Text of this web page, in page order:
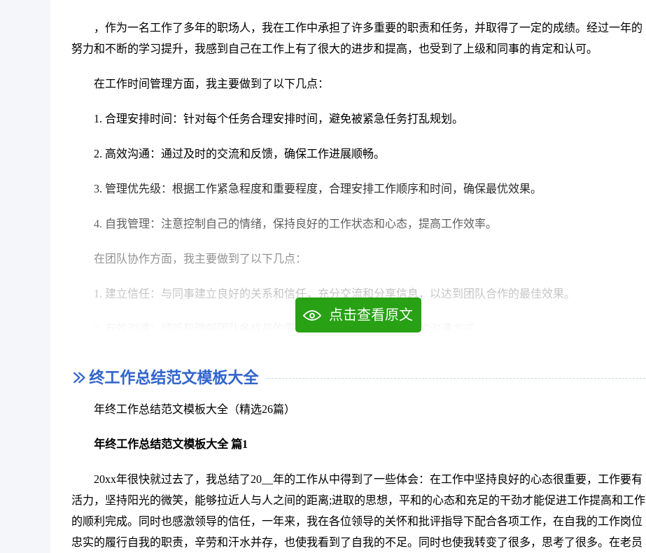
现在自己从装备营销部调到了营销中心，主要负责装备类产品的宣传和市场管理。之前一年的锻炼相信能让自己
，作为一名工作了多年的职场人，我在工作中承担了许多重要的职责和任务，并取得了一定的成绩。经过一年的
努力和不断的学习提升，我感到自己在工作上有了很大的进步和提高，也受到了上级和同事的肯定和认可。
在工作时间管理方面，我主要做到了以下几点：
1. 合理安排时间：针对每个任务合理安排时间，避免被紧急任务打乱规划。
2. 高效沟通：通过及时的交流和反馈，确保工作进展顺畅。
3. 管理优先级：根据工作紧急程度和重要程度，合理安排工作顺序和时间，确保最优效果。
4. 自我管理：注意控制自己的情绪，保持良好的工作状态和心态，提高工作效率。
在团队协作方面，我主要做到了以下几点：
1. 建立信任：与同事建立良好的关系和信任，充分交流和分享信息，以达到团队合作的最佳效果。
2. 有效沟通：倾听和理解团队各成员的需求和想法，量身定制适当的沟通方式。
2. 主动思考：思考工作背后的本质问题和目标，自我创新和提升。
3. 接受反馈：虚心接受上级和同事的反馈和建议，及时改正自己的不足。
点击查看原文
终工作总结范文模板大全
年终工作总结范文模板大全（精选26篇）
年终工作总结范文模板大全 篇1
20xx年很快就过去了，我总结了20__年的工作从中得到了一些体会：在工作中坚持良好的心态很重要，工作要有
活力，坚持阳光的微笑，能够拉近人与人之间的距离;进取的思想，平和的心态和充足的干劲才能促进工作提高和工作
的顺利完成。同时也感激领导的信任，一年来，我在各位领导的关怀和批评指导下配合各项工作，在自我的工作岗位
忠实的履行自我的职责，辛劳和汗水并存，也使我看到了自我的不足。同时也使我转变了很多，思考了很多。在老员